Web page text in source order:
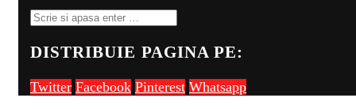
DISTRIBUIE PAGINA PE:
Twitter Facebook Pinterest Whatsapp